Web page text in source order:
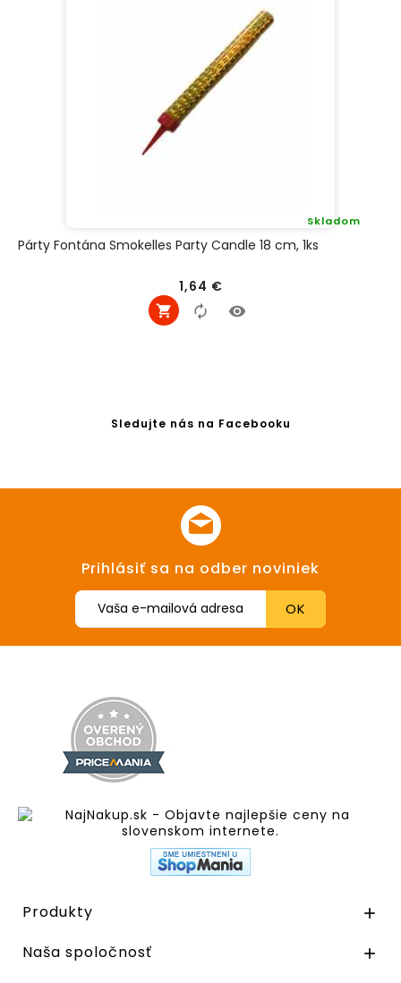
Párty Fontána Smokelles Party Candle 18 cm, 1ks
1,64 €
Skladom
Cena
Sledujte nás na Facebooku
Prihlásiť sa na odber noviniek
Produkty 
Naša spoločnosť 